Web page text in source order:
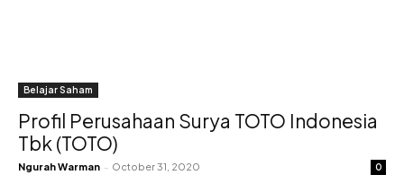
Belajar Saham
Profil Perusahaan Surya TOTO Indonesia
Tbk (TOTO)
Ngurah Warman - October 31, 2020 0